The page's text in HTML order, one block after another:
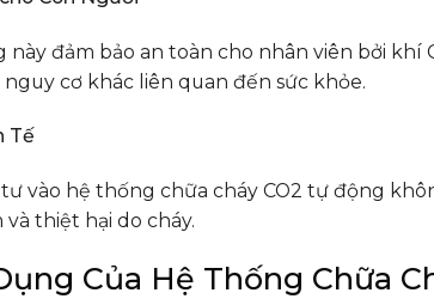
này đảm bảo an toàn cho nhân viên bởi khí
nguy cơ khác liên quan đến sức khỏe.
Tế
vào hệ thống chữa cháy CO2 tự động
và thiệt hại do cháy.
Của Hệ Thống Chữa